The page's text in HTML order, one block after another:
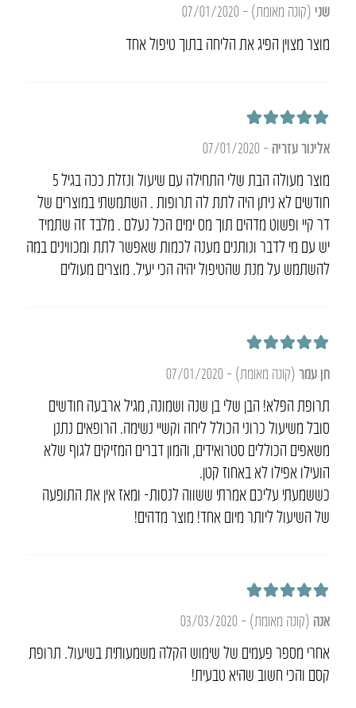
שני (קונה מאומת) –
07/01/2020
מוצר מצוין הפיג את הליחה בתוך טיפול אחד
אלינור עזריה –
07/01/2020
מוצר מעולה הבת שלי התחילה עם שיעול ונזלת ככה בגיל 5
חודשים לא ניתן היה לתת לה תרופות . השתמשתי במוצרים של
דר קיי ופשוט מדהים תוך מס ימים הכל נעלם . מלבד זה שתמיד
יש עם מי לדבר ונותנים מענה לכמות שאפשר לתת ומכווינים במה
להשתמש על מנת שהטיפול יהיה הכי יעיל. מוצרים מעולים
חן עמר (קונה מאומת) –
07/01/2020
תרופת הפלא! הבן שלי בן שנה ושמונה, מגיל ארבעה חודשים
סובל משיעול כרוני הכולל ליחה וקשיי נשימה. הרופאים נתנן
משאפים הכוללים סטרואידים, והמון דברים המזיקים לגוף שלא
הועילו אפילו לא באחוז קטן.
כששמעתי עליכם אמרתי ששווה לנסות- ומאז אין את התופעה
של השיעול ליותר מיום אחד! מוצר מדהים!
אנה (קונה מאומת) –
03/03/2020
אחרי מספר פעמים של שימוש הקלה משמעותית בשיעול. תרופת
קסם והכי חשוב שהיא טבעית!